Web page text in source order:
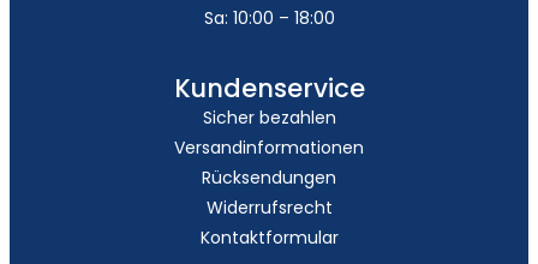
Sa: 10:00 – 18:00
Kundenservice
Sicher bezahlen
Versandinformationen
Rücksendungen
Widerrufsrecht
Kontaktformular